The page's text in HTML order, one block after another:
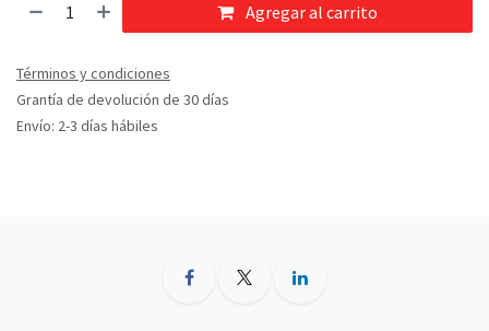
Agregar al carrito
Términos y condiciones
Grantía de devolución de 30 días
Envío: 2-3 días hábiles